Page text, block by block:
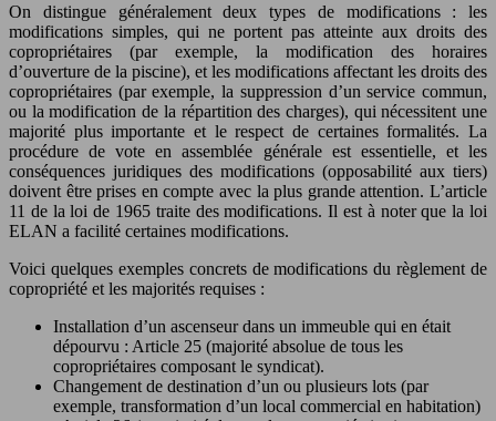
On distingue généralement deux types de modifications : les
modifications simples, qui ne portent pas atteinte aux droits des
copropriétaires (par exemple, la modification des horaires
d’ouverture de la piscine), et les modifications affectant les droits des
copropriétaires (par exemple, la suppression d’un service commun,
ou la modification de la répartition des charges), qui nécessitent une
majorité plus importante et le respect de certaines formalités. La
procédure de vote en assemblée générale est essentielle, et les
conséquences juridiques des modifications (opposabilité aux tiers)
doivent être prises en compte avec la plus grande attention. L’article
11 de la loi de 1965 traite des modifications. Il est à noter que la loi
ELAN a facilité certaines modifications.
Voici quelques exemples concrets de modifications du règlement de
copropriété et les majorités requises :
Installation d’un ascenseur dans un immeuble qui en était
dépourvu : Article 25 (majorité absolue de tous les
copropriétaires composant le syndicat).
Changement de destination d’un ou plusieurs lots (par
exemple, transformation d’un local commercial en habitation)